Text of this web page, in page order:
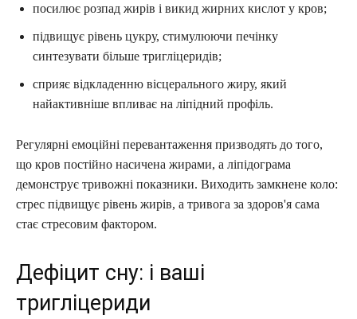
посилює розпад жирів і викид жирних кислот у кров;
підвищує рівень цукру, стимулюючи печінку
синтезувати більше тригліцеридів;
сприяє відкладенню вісцерального жиру, який
найактивніше впливає на ліпідний профіль.
Регулярні емоційні перевантаження призводять до того,
що кров постійно насичена жирами, а ліпідограма
демонструє тривожні показники. Виходить замкнене коло:
стрес підвищує рівень жирів, а тривога за здоров'я сама
стає стресовим фактором.
Дефіцит сну: і ваші
тригліцериди